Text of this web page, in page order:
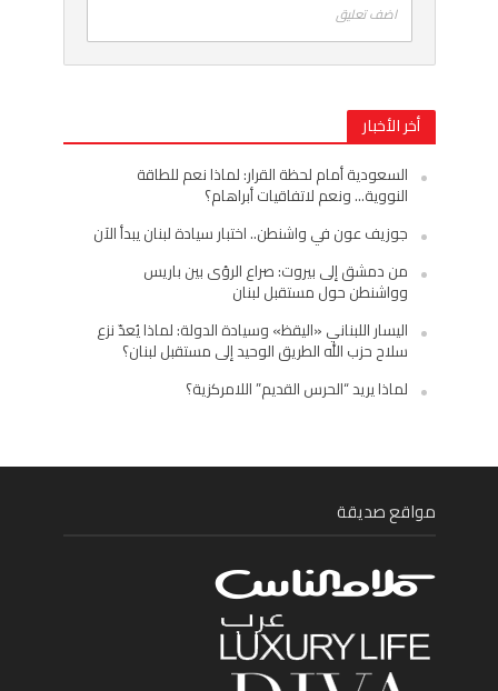
اضف تعليق
أخر الأخبار
السعودية أمام لحظة القرار: لماذا نعم للطاقة
النووية… ونعم لاتفاقيات أبراهام؟
جوزيف عون في واشنطن.. اختبار سيادة لبنان يبدأ الآن
من دمشق إلى بيروت: صراع الرؤى بين باريس
وواشنطن حول مستقبل لبنان
اليسار اللبناني «اليقظ» وسيادة الدولة: لماذا يُعدّ نزع
سلاح حزب الله الطريق الوحيد إلى مستقبل لبنان؟
لماذا يريد “الحرس القديم” اللامركزية؟
مواقع صديقة